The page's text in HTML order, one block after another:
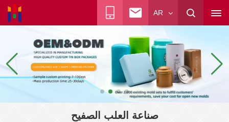
AR
صناعة العلب الصفيح